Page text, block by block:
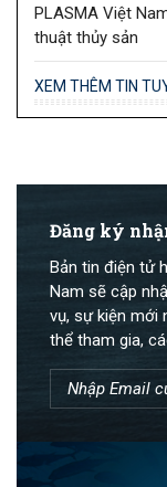
PLASMA Việt
thuật thủy sản
XEM THÊM TIN
Đăng ký
Bản tin điện tử
Nam sẽ cập
vụ, sự kiện mới
thể tham gia,